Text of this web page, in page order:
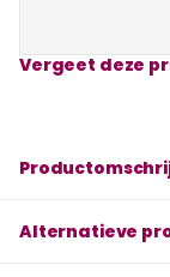
Vergeet deze
Alternatieve